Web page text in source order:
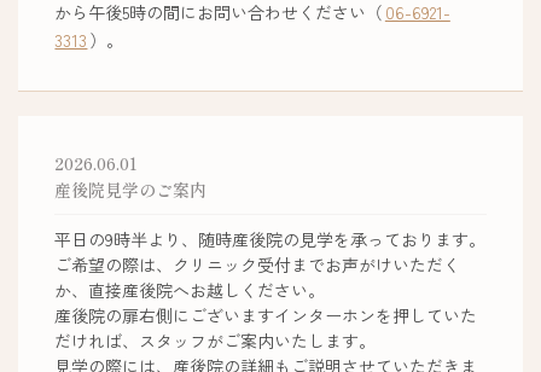
から午後5時の間にお問い合わせください（ 06-6921-
3313 ）。
2026.06.01
産後院見学のご案内
平日の9時半より、随時産後院の見学を承っております。
ご希望の際は、クリニック受付までお声がけいただく
か、直接産後院へお越しください。
産後院の扉右側にございますインターホンを押していた
だければ、スタッフがご案内いたします。
見学の際には、産後院の詳細もご説明させていただきま